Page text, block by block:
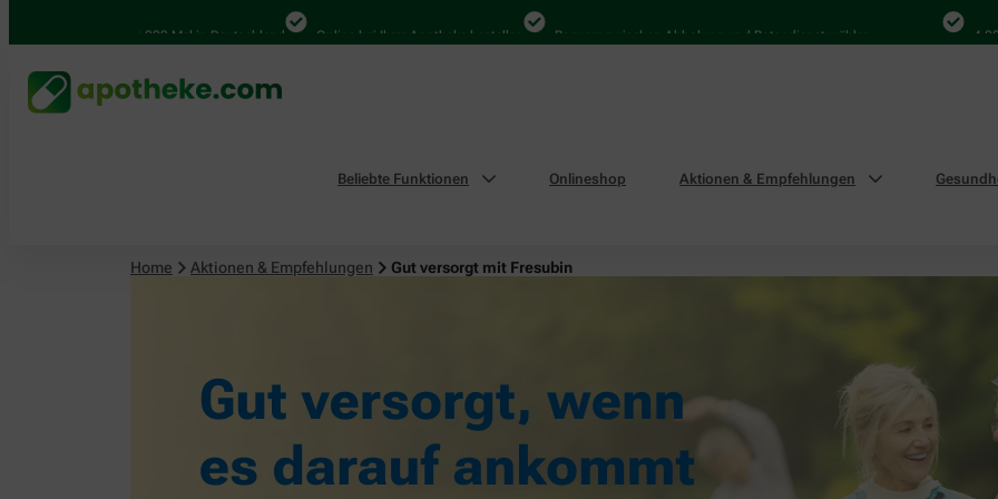
4.000 Mal in Deutschland Online bei Ihrer Apotheke bestellen Bequem zwischen Abholung und Botendienst wählen 4.000 Mal
Beliebte Funktionen Onlineshop Aktionen & Empfehlungen
Home Aktionen & Empfehlungen Gut versorgt mit Fresubin